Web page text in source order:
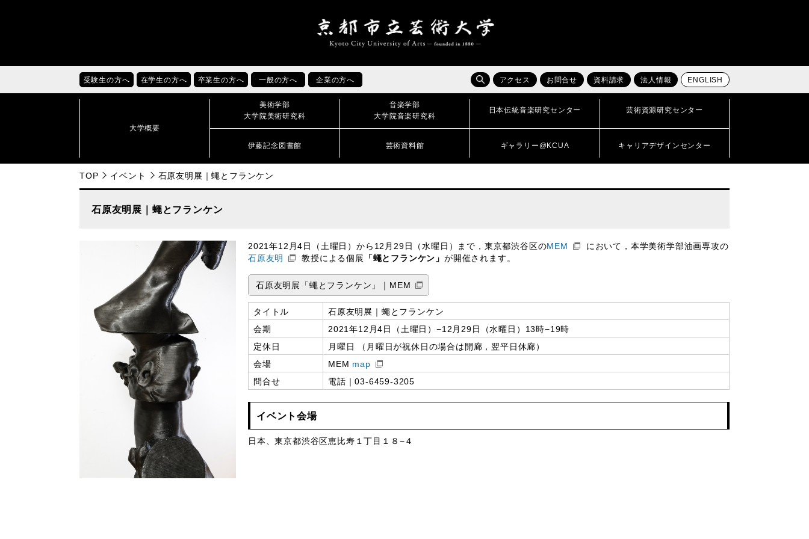
受験生の方へ 在学生の方へ 卒業生の方へ 一般の方へ 企業の方へ アクセス お問合せ 資料請求 法人情報 ENGLISH
大学概要
美術学部
大学院美術研究科
音楽学部
大学院音楽研究科
日本伝統音楽研究センター 芸術資源研究センター
伊藤記念図書館 芸術資料館 ギャラリー@KCUA キャリアデザインセンター
TOP イベント 石原友明展｜蠅とフランケン
石原友明展｜蠅とフランケン
2021年12月4日（土曜日）から12月29日（水曜日）まで，東京都渋谷区のMEM
において，本学美術学部油画専攻の
石原友明
教授による個展 「蠅とフランケン」が開催されます。
石原友明展「蠅とフランケン」｜MEM
タイトル
石原友明展｜蠅とフランケン
会期
2021年12月4日（土曜日）−12月29日（水曜日）13時−19時
定休日
月曜日 （月曜日が祝休日の場合は開廊，翌平日休廊）
会場
MEM map
問合せ
電話｜03-6459-3205
イベント会場
日本、東京都渋谷区恵比寿１丁目１８−４